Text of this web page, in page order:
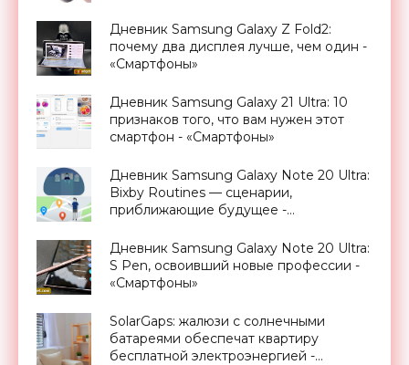
Дневник Samsung Galaxy Z Fold2:
почему два дисплея лучше, чем один -
«Смартфоны»
Дневник Samsung Galaxy 21 Ultra: 10
признаков того, что вам нужен этот
смартфон - «Смартфоны»
Дневник Samsung Galaxy Note 20 Ultra:
Bixby Routines — сценарии,
приближающие будущее -
Дневник Samsung Galaxy Note 20 Ultra:
S Pen, освоивший новые профессии -
«Смартфоны»
SolarGaps: жалюзи с солнечными
батареями обеспечат квартиру
бесплатной электроэнергией -